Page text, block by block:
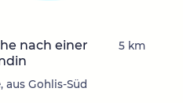
nach einer
aus Gohlis-Süd
5 km